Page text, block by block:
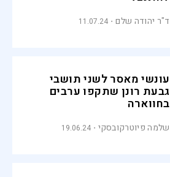
ד"ר יהודה שלם 11.07.24
עונשי מאסר לשני תושבי
גבעת רונן שתקפו ערבים
בחווארה
שלמה פיוטרקובסקי 19.06.24